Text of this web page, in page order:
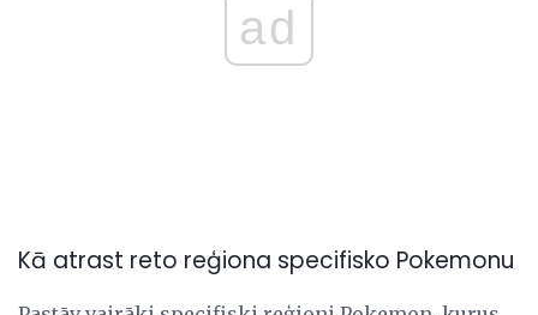
ad
Kā atrast reto reģiona specifisko Pokemonu